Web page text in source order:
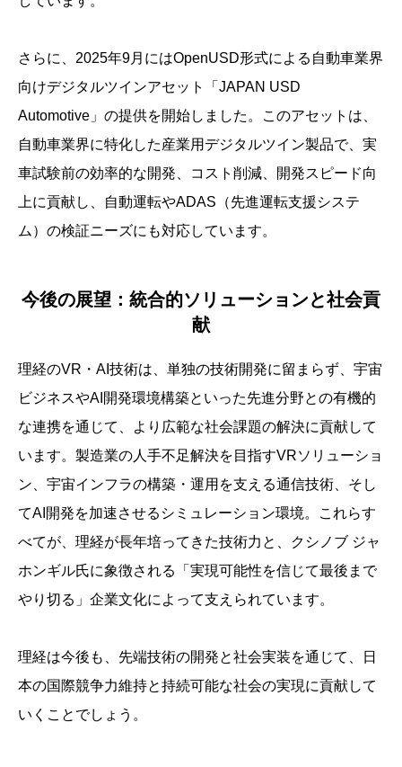
さらに、2025年9月にはOpenUSD形式による自動車業界
向けデジタルツインアセット「JAPAN USD
Automotive」の提供を開始しました。このアセットは、
自動車業界に特化した産業用デジタルツイン製品で、実
車試験前の効率的な開発、コスト削減、開発スピード向
上に貢献し、自動運転やADAS（先進運転支援システ
ム）の検証ニーズにも対応しています。
今後の展望：統合的ソリューションと社会貢
献
理経のVR・AI技術は、単独の技術開発に留まらず、宇宙
ビジネスやAI開発環境構築といった先進分野との有機的
な連携を通じて、より広範な社会課題の解決に貢献して
います。製造業の人手不足解決を目指すVRソリューショ
ン、宇宙インフラの構築・運用を支える通信技術、そし
てAI開発を加速させるシミュレーション環境。これらす
べてが、理経が長年培ってきた技術力と、クシノブ ジャ
ホンギル氏に象徴される「実現可能性を信じて最後まで
やり切る」企業文化によって支えられています。
理経は今後も、先端技術の開発と社会実装を通じて、日
本の国際競争力維持と持続可能な社会の実現に貢献して
いくことでしょう。